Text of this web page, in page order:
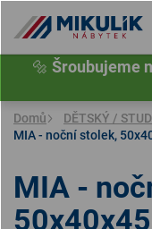
obsah
🔩 Šroubujeme
Domů DĚTSKÝ /
MIA - noční stolek,
MIA -